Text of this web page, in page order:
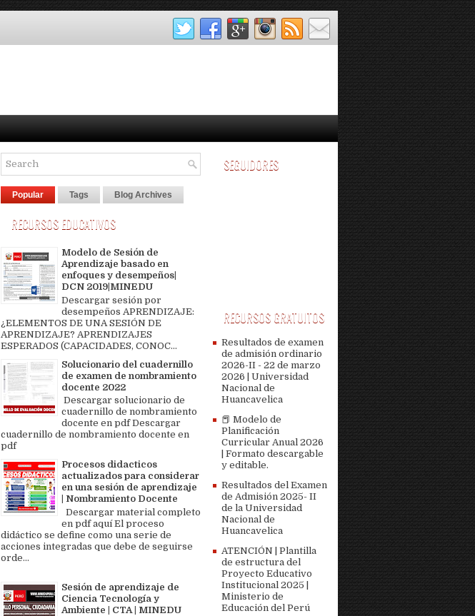
Popular Tags Blog Archives
RECURSOS EDUCATIVOS
Modelo de Sesión de
Aprendizaje basado en
enfoques y desempeños|
DCN 2019|MINEDU
Descargar sesión por
desempeños APRENDIZAJE:
¿ELEMENTOS DE UNA SESIÓN DE
APRENDIZAJE? APRENDIZAJES
ESPERADOS (CAPACIDADES, CONOC...
Solucionario del cuadernillo
de examen de nombramiento
docente 2022
Descargar solucionario de
cuadernillo de nombramiento
docente en pdf Descargar
cuadernillo de nombramiento docente en
pdf
Procesos didacticos
actualizados para considerar
en una sesión de aprendizaje
| Nombramiento Docente
Descargar material completo
en pdf aquí El proceso
didáctico se define como una serie de
acciones integradas que debe de seguirse
orde...
Sesión de aprendizaje de
Ciencia Tecnología y
Ambiente | CTA | MINEDU
SEGUIDORES
RECURSOS GRATUITOS
Resultados de examen
de admisión ordinario
2026-II - 22 de marzo
2026 | Universidad
Nacional de
Huancavelica
📕 Modelo de
Planificación
Curricular Anual 2026
| Formato descargable
y editable.
Resultados del Examen
de Admisión 2025- II
de la Universidad
Nacional de
Huancavelica
ATENCIÓN | Plantilla
de estructura del
Proyecto Educativo
Institucional 2025 |
Ministerio de
Educación del Perú